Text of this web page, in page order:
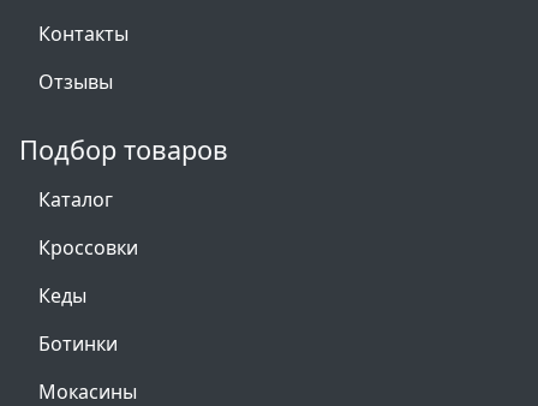
Контакты
Отзывы
Подбор товаров
Каталог
Кроссовки
Кеды
Ботинки
Мокасины